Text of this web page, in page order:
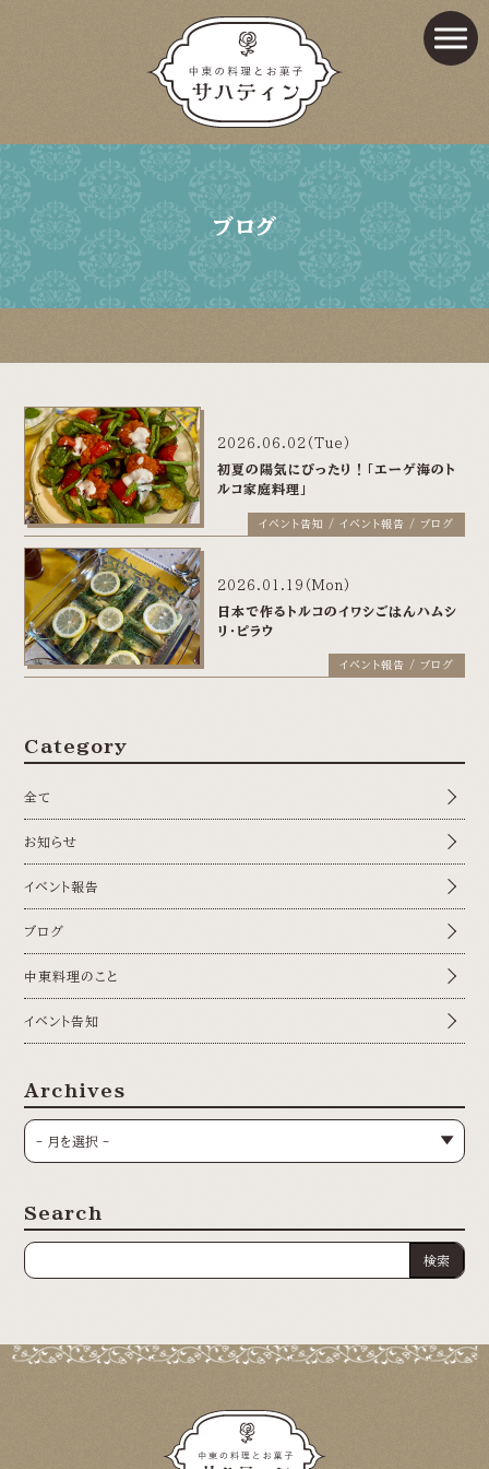
ブログ
イベント告知 / イベント報告 / ブログ
2026.06.02(Tue)
初夏の陽気にぴったり！「エーゲ海のト
ルコ家庭料理」
イベント報告 / ブログ
2026.01.19(Mon)
日本で作るトルコのイワシごはんハムシ
リ・ピラウ
Category
全て
お知らせ
イベント報告
ブログ
中東料理のこと
イベント告知
Archives
Search